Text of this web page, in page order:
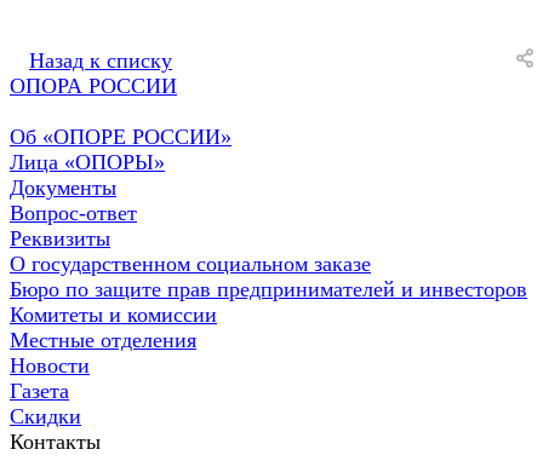
Назад к списку
ОПОРА РОССИИ
Об «ОПОРЕ РОССИИ»
Лица «ОПОРЫ»
Документы
Вопрос-ответ
Реквизиты
О государственном социальном заказе
Бюро по защите прав предпринимателей и инвесторов
Комитеты и комиссии
Местные отделения
Новости
Газета
Скидки
Контакты